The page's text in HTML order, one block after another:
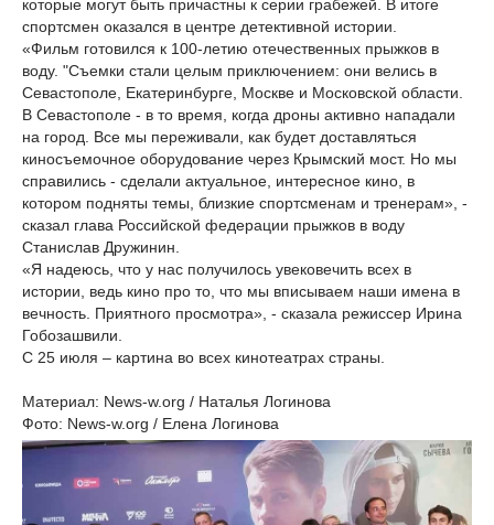
которые могут быть причастны к серии грабежей. В итоге
спортсмен оказался в центре детективной истории.
«Фильм готовился к 100-летию отечественных прыжков в
воду. "Съемки стали целым приключением: они велись в
Севастополе, Екатеринбурге, Москве и Московской области.
В Севастополе - в то время, когда дроны активно нападали
на город. Все мы переживали, как будет доставляться
киносъемочное оборудование через Крымский мост. Но мы
справились - сделали актуальное, интересное кино, в
котором подняты темы, близкие спортсменам и тренерам», -
сказал глава Российской федерации прыжков в воду
Станислав Дружинин.
«Я надеюсь, что у нас получилось увековечить всех в
истории, ведь кино про то, что мы вписываем наши имена в
вечность. Приятного просмотра», - сказала режиссер Ирина
Гобозашвили.
С 25 июля – картина во всех кинотеатрах страны.
Материал: News-w.org / Наталья Логинова
Фото: News-w.org / Елена Логинова